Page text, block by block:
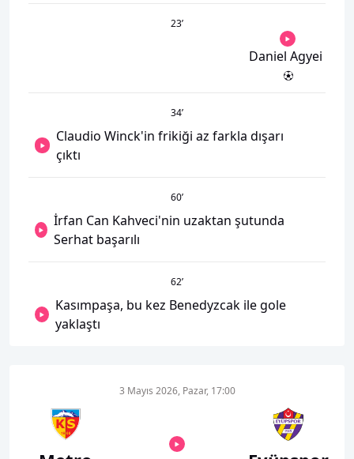
23’
Daniel Agyei
34’
Claudio Winck'in frikiği az farkla dışarı
çıktı
60’
İrfan Can Kahveci'nin uzaktan şutunda
Serhat başarılı
62’
Kasımpaşa, bu kez Benedyzcak ile gole
yaklaştı
3 Mayıs 2026, Pazar, 17:00